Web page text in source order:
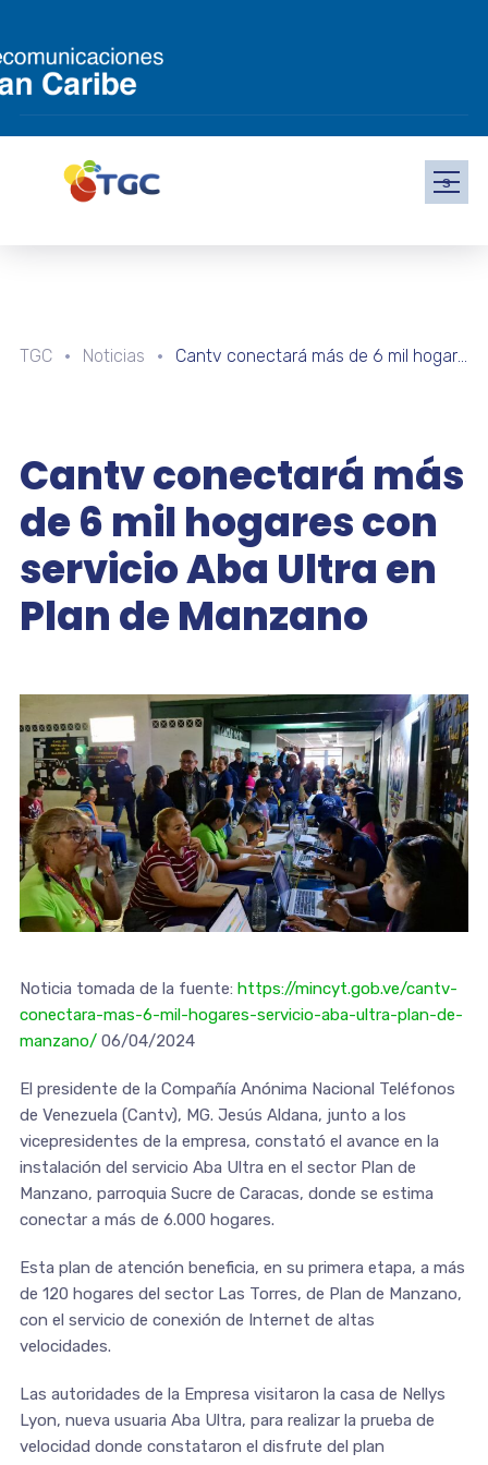
s
TGC Noticias Cantv conectará más de 6 mil hogares con servicio Aba Ultra en Plan de Manzano
Cantv conectará más
de 6 mil hogares con
servicio Aba Ultra en
Plan de Manzano
Noticia tomada de la fuente: https://mincyt.gob.ve/cantv-
conectara-mas-6-mil-hogares-servicio-aba-ultra-plan-de-
manzano/06/04/2024
El presidente de la Compañía Anónima Nacional Teléfonos
de Venezuela (Cantv), MG. Jesús Aldana, junto a los
vicepresidentes de la empresa, constató el avance en la
instalación del servicio Aba Ultra en el sector Plan de
Manzano, parroquia Sucre de Caracas, donde se estima
conectar a más de 6.000 hogares.
Esta plan de atención beneficia, en su primera etapa, a más
de 120 hogares del sector Las Torres, de Plan de Manzano,
con el servicio de conexión de Internet de altas
velocidades.
Las autoridades de la Empresa visitaron la casa de Nellys
Lyon, nueva usuaria Aba Ultra, para realizar la prueba de
velocidad donde constataron el disfrute del plan